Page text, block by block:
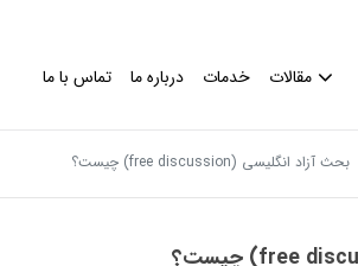
مقالات خدمات درباره ما تماس با ما
بحث آزاد انگلیسی (free discussion) چیست؟